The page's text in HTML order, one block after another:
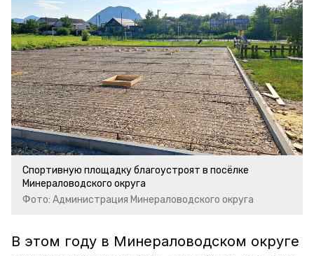
Спортивную площадку благоустроят в посёлке
Минераловодского округа
Фото: Администрация Минераловодского округа
В этом году в Минераловодском округе